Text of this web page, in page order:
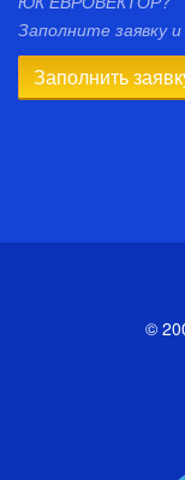
Заполните заявку
Заполнить
©